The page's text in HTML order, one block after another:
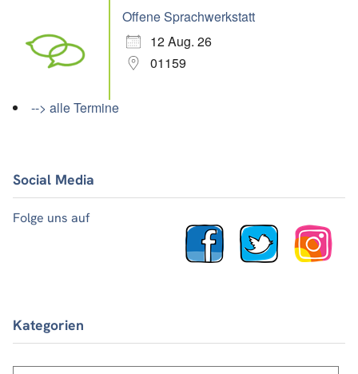
Offene Sprachwerkstatt
12 Aug. 26
01159
--> alle Termine
Social Media
Folge uns auf
Kategorien
Kategorien